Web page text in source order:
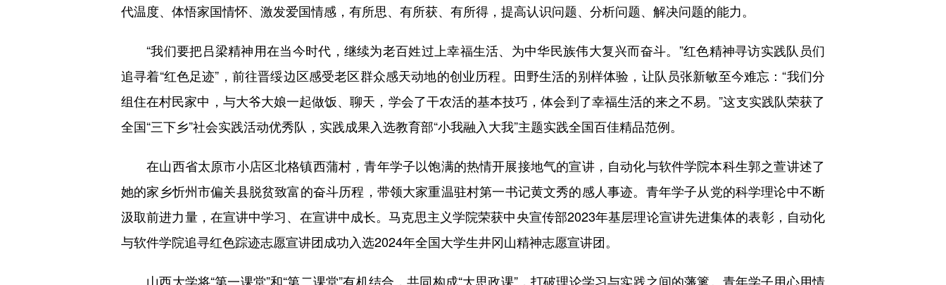
代温度、体悟家国情怀、激发爱国情感，有所思、有所获、有所得，提高认识问题、分析问题、解决问题的能力。
“我们要把吕梁精神用在当今时代，继续为老百姓过上幸福生活、为中华民族伟大复兴而奋斗。”红色精神寻访实践队员们
追寻着“红色足迹”，前往晋绥边区感受老区群众感天动地的创业历程。田野生活的别样体验，让队员张新敏至今难忘：“我们分
组住在村民家中，与大爷大娘一起做饭、聊天，学会了干农活的基本技巧，体会到了幸福生活的来之不易。”这支实践队荣获了
全国“三下乡”社会实践活动优秀队，实践成果入选教育部“小我融入大我”主题实践全国百佳精品范例。
在山西省太原市小店区北格镇西蒲村，青年学子以饱满的热情开展接地气的宣讲，自动化与软件学院本科生郭之萱讲述了
她的家乡忻州市偏关县脱贫致富的奋斗历程，带领大家重温驻村第一书记黄文秀的感人事迹。青年学子从党的科学理论中不断
汲取前进力量，在宣讲中学习、在宣讲中成长。马克思主义学院荣获中央宣传部2023年基层理论宣讲先进集体的表彰，自动化
与软件学院追寻红色踪迹志愿宣讲团成功入选2024年全国大学生井冈山精神志愿宣讲团。
山西大学将“第一课堂”和“第二课堂”有机结合，共同构成“大思政课”，打破理论学习与实践之间的藩篱。青年学子用心用情